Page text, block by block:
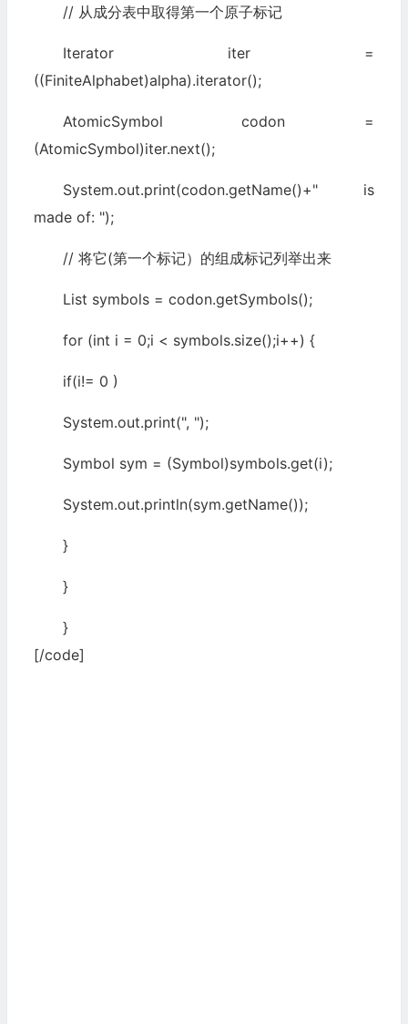
// 从成分表中取得第一个原子标记
Iterator iter =
((FiniteAlphabet)alpha).iterator();
AtomicSymbol codon =
(AtomicSymbol)iter.next();
System.out.print(codon.getName()+" is
made of: ");
// 将它(第一个标记）的组成标记列举出来
List symbols = codon.getSymbols();
for (int i = 0;i < symbols.size();i++) {
if(i!= 0 )
System.out.print(", ");
Symbol sym = (Symbol)symbols.get(i);
System.out.println(sym.getName());
}
}
}
[/code]